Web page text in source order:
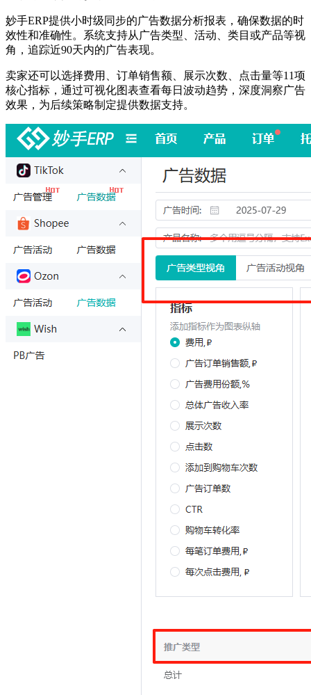
妙手ERP提供小时级同步的广告数据分析报表，确保数据的时
效性和准确性。系统支持从广告类型、活动、类目或产品等视
角，追踪近90天内的广告表现。
卖家还可以选择费用、订单销售额、展示次数、点击量等11项
核心指标，通过可视化图表查看每日波动趋势，深度洞察广告
效果，为后续策略制定提供数据支持。